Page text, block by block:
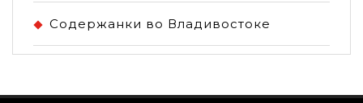
Содержанки во Владивостоке